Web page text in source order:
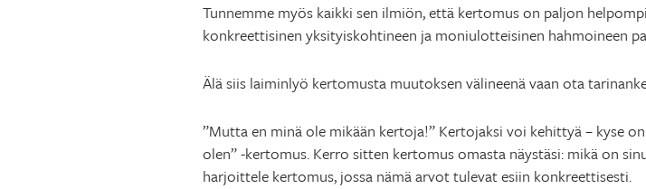
Tunnemme myös kaikki sen ilmiön, että kertomus on paljon
konkreettisinen yksityiskohtineen ja moniulotteisinen hahmoineen
Älä siis laiminlyö kertomusta muutoksen välineenä vaan ota
”Mutta en minä ole mikään kertoja!” Kertojaksi voi kehittyä – kyse
olen” -kertomus. Kerro sitten kertomus omasta näystäsi: mikä on
harjoittele kertomus, jossa nämä arvot tulevat esiin konkreettisesti.